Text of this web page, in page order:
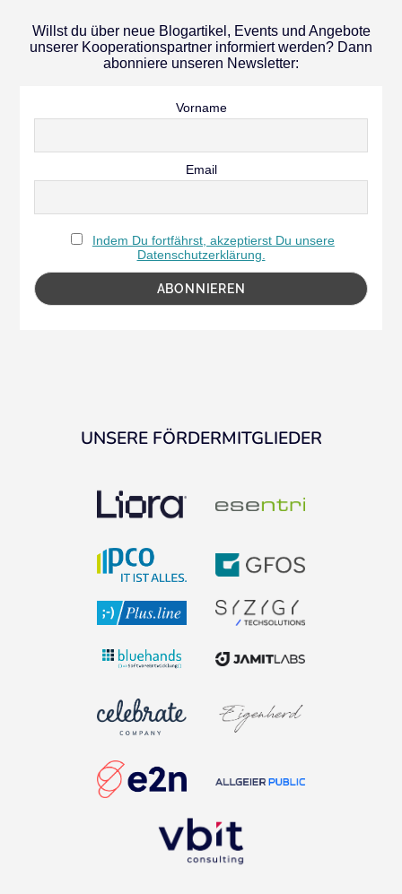
Willst du über neue Blogartikel, Events und Angebote
unserer Kooperationspartner informiert werden? Dann
abonniere unseren Newsletter:
Vorname
Email
Indem Du fortfährst, akzeptierst Du unsere
Datenschutzerklärung.
UNSERE FÖRDERMITGLIEDER